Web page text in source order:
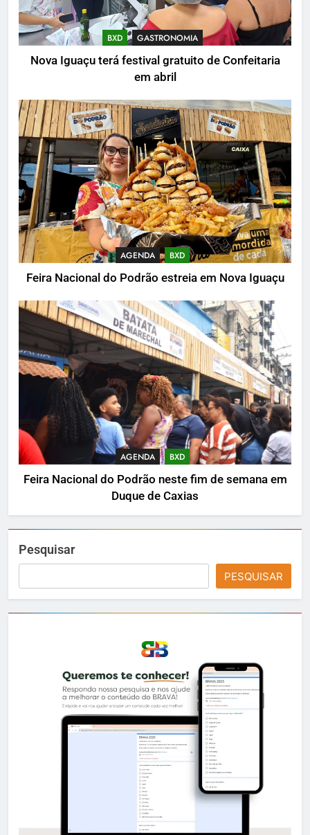
BXD GASTRONOMIA
Nova Iguaçu terá festival gratuito de Confeitaria
em abril
AGENDA BXD
Feira Nacional do Podrão estreia em Nova Iguaçu
AGENDA BXD
Feira Nacional do Podrão neste fim de semana em
Duque de Caxias
Pesquisar
PESQUISAR